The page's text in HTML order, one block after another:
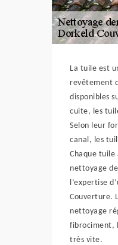
La tuile est
revêtement
disponibles
cuite, les
Selon leur
canal, les
Chaque tuile
nettoyage
l’expertise
Couverture.
nettoyage
fibrociment,
très vite.